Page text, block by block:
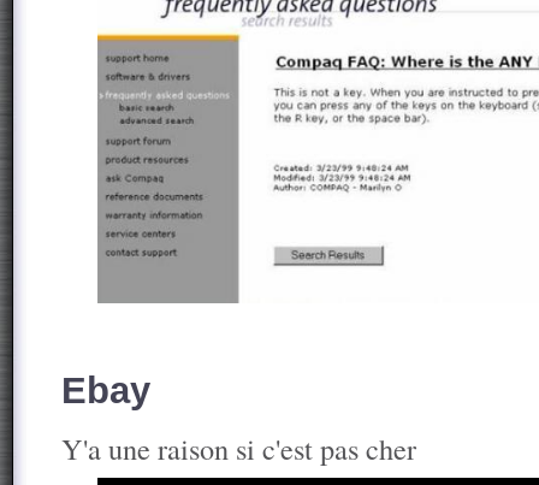
Ebay
Y'a une raison si c'est pas cher